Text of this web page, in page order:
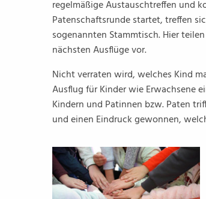
regelmäßige Austauschtreffen und
Patenschaftsrunde startet, treffen
sogenannten Stammtisch. Hier
nächsten Ausflüge vor.
Nicht verraten wird, welches Kind
Ausflug für Kinder wie Erwachsene
Kindern und Patinnen bzw. Paten
und einen Eindruck gewonnen,